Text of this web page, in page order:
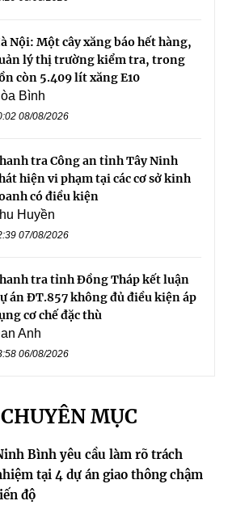
Nội: Một cây xăng báo hết hàng,
lý thị trường kiểm tra, trong
còn 5.409 lít xăng E10
Bình
08/08/2026
tra Công an tỉnh Tây Ninh
hiện vi phạm tại các cơ sở kinh
có điều kiện
Huyền
07/08/2026
tra tỉnh Đồng Tháp kết luận
án ĐT.857 không đủ điều kiện áp
cơ chế đặc thù
Anh
06/08/2026
MỤC
Bình yêu cầu làm rõ trách
tại 4 dự án giao thông chậm
độ